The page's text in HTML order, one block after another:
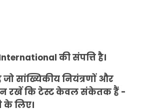
International की संपत्ति है।
सांख्यिकीय नियंत्रणों और
रखें कि टेस्ट केवल संकेतक हैं -
लिए।